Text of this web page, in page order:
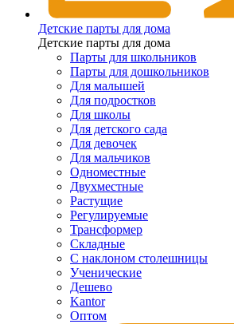
Детские парты для дома
Детские парты для дома
Парты для школьников
Парты для дошкольников
Для малышей
Для подростков
Для школы
Для детского сада
Для девочек
Для мальчиков
Одноместные
Двухместные
Растущие
Регулируемые
Трансформер
Складные
С наклоном столешницы
Ученические
Дешево
Kantor
Оптом